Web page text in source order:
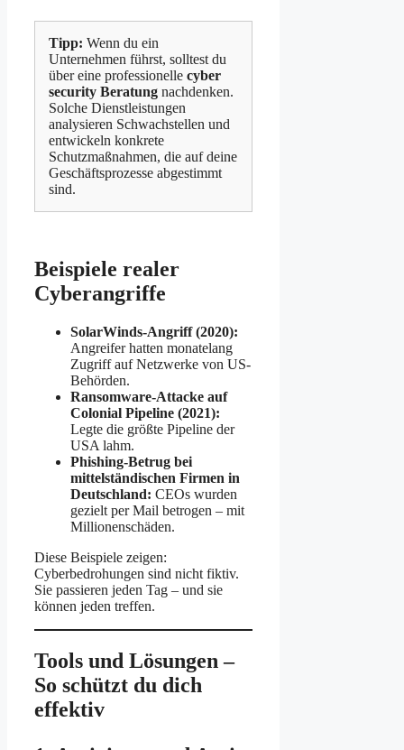
Tipp: Wenn du ein
Unternehmen führst, solltest du
über eine professionelle cyber
security Beratung nachdenken.
Solche Dienstleistungen
analysieren Schwachstellen und
entwickeln konkrete
Schutzmaßnahmen, die auf deine
Geschäftsprozesse abgestimmt
sind.
Beispiele realer
Cyberangriffe
SolarWinds-Angriff (2020):
Angreifer hatten monatelang
Zugriff auf Netzwerke von US-
Behörden.
Ransomware-Attacke auf
Colonial Pipeline (2021):
Legte die größte Pipeline der
USA lahm.
Phishing-Betrug bei
mittelständischen Firmen in
Deutschland: CEOs wurden
gezielt per Mail betrogen – mit
Millionenschäden.
Diese Beispiele zeigen:
Cyberbedrohungen sind nicht fiktiv.
Sie passieren jeden Tag – und sie
können jeden treffen.
Tools und Lösungen –
So schützt du dich
effektiv